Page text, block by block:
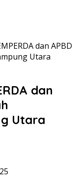
dan APBD
Utara
dan
Utara